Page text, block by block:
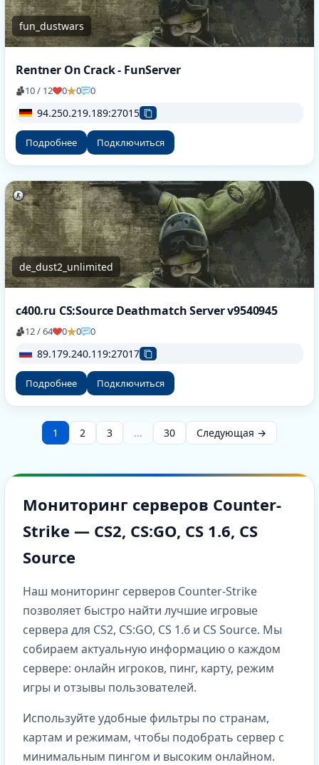
fun_dustwars
Rentner On Crack - FunServer
10 / 12 0 0 0
94.250.219.189:27015
Подробнее Подключиться
de_dust2_unlimited
c400.ru CS:Source Deathmatch Server v9540945
12 / 64 0 0 0
89.179.240.119:27017
Подробнее Подключиться
1 2 3 ... 30 Следующая →
Мониторинг серверов Counter-
Strike — CS2, CS:GO, CS 1.6, CS
Source
Наш мониторинг серверов Counter-Strike
позволяет быстро найти лучшие игровые
сервера для CS2, CS:GO, CS 1.6 и CS Source. Мы
собираем актуальную информацию о каждом
сервере: онлайн игроков, пинг, карту, режим
игры и отзывы пользователей.
Используйте удобные фильтры по странам,
картам и режимам, чтобы подобрать сервер с
минимальным пингом и высоким онлайном.